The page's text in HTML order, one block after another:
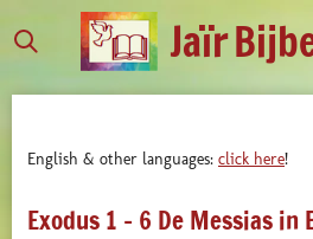
direct
Jaïr
English & other languages: click here!
Exodus 1 - 6 De Messias in